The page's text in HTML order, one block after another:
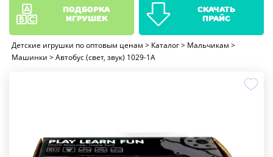
Детские игрушки по оптовым ценам > Каталог > Мальчикам >
Машинки > Автобус (свет, звук) 1029-1A
подборка
игрушек
скачать
прайс